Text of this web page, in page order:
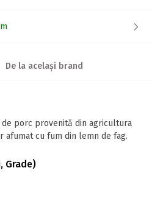
De la același brand
de porc provenită din agricultura
afumat cu fum din lemn de fag.
Grade)